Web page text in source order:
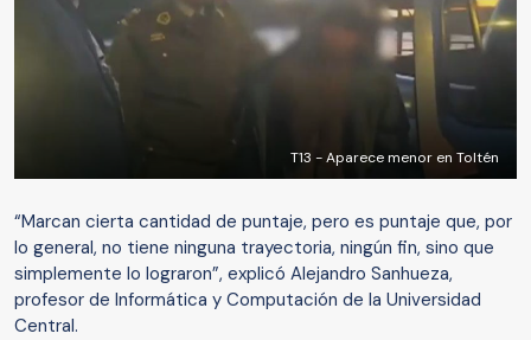
T13 - Aparece menor en Toltén
“Marcan cierta cantidad de puntaje, pero es puntaje que, por
lo general, no tiene ninguna trayectoria, ningún fin, sino que
simplemente lo lograron”, explicó Alejandro Sanhueza,
profesor de Informática y Computación de la Universidad
Central.